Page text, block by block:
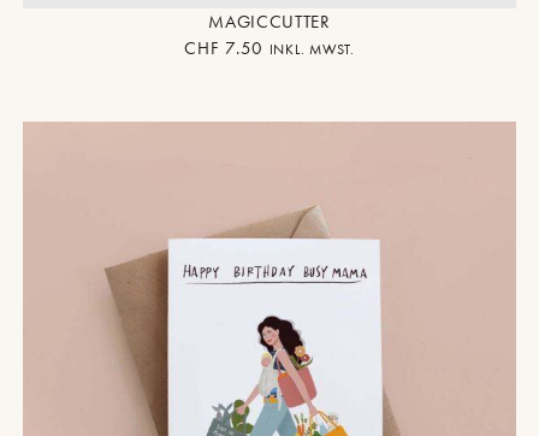
MAGICCUTTER
CHF 7.50 INKL. MWST.